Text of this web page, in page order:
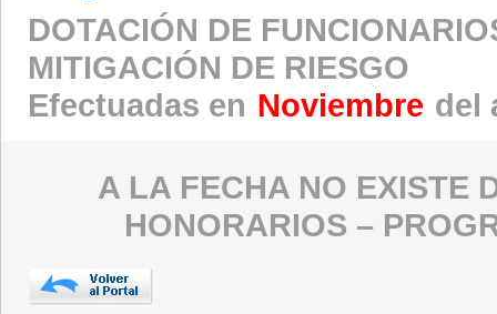
DOTACIÓN DE
MITIGACIÓN DE RIESGO
Efectuadas en Noviembre del
A LA FECHA NO EXISTE
HONORARIOS –